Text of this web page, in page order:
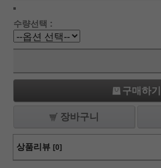
수량선택 :
구매하기
장바구니
상품리뷰 [0]